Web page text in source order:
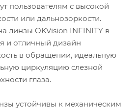
пользователям с высокой
или дальнозоркости.
линзы OKVision INFINITY в
и отличный дизайн
в обращении, идеальную
циркуляцию слезной
глаза.
устойчивы к механическим